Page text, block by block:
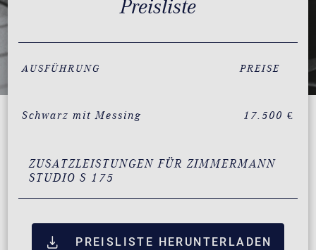
Preisliste
AUSFÜHRUNG PREISE
Schwarz mit Messing 17.500 €
ZUSATZLEISTUNGEN FÜR ZIMMERMANN
STUDIO S 175
PREISLISTE HERUNTERLADEN